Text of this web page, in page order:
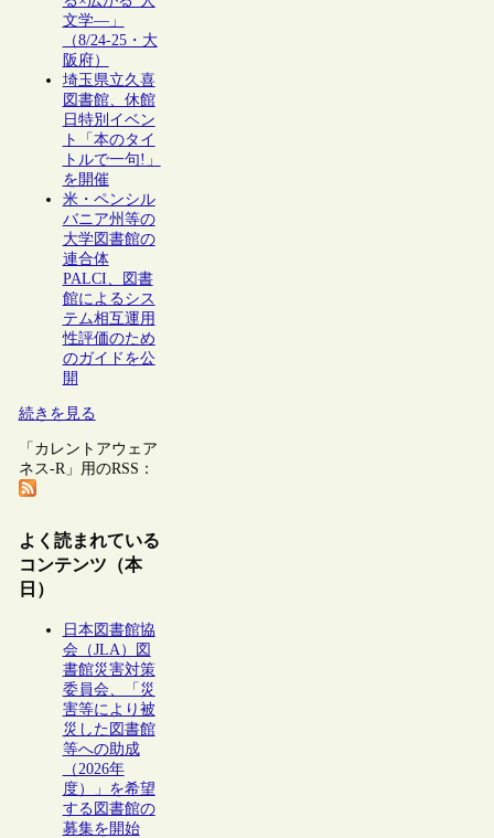
文学―」
（8/24-25・大
阪府）
埼玉県立久喜
図書館、休館
日特別イベン
ト「本のタイ
トルで一句!」
を開催
米・ペンシル
バニア州等の
大学図書館の
連合体
PALCI、図書
館によるシス
テム相互運用
性評価のため
のガイドを公
開
続きを見る
「カレントアウェア
ネス-R」用のRSS：
よく読まれている
コンテンツ（本
日）
日本図書館協
会（JLA）図
書館災害対策
委員会、「災
害等により被
災した図書館
等への助成
（2026年
度）」を希望
する図書館の
募集を開始